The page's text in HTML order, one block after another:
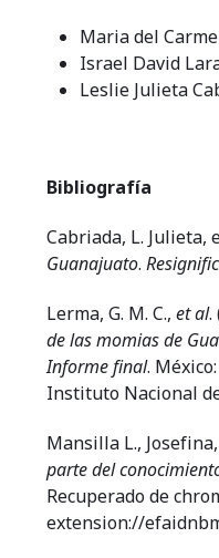
Maria del
Israel David
Leslie Julieta
Bibliografía
Cabriada, L. Julieta,
Guanajuato.
Lerma, G. M. C., et al.
de las momias de
Informe final.
Instituto Nacional
Mansilla L., Josefina,
parte del
Recuperado de
extension://